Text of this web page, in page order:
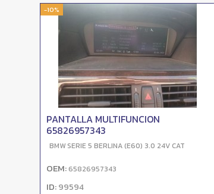
-10%
PANTALLA MULTIFUNCION
65826957343
BMW SERIE 5 BERLINA (E60) 3.0 24V CAT
OEM:65826957343
ID:99594